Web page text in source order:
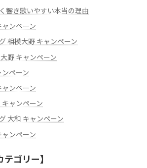
響き歌いやすい本当の理由
ンペーン
相模大野 キャンペーン
野 キャンペーン
ペーン
ンペーン
ャンペーン
大和 キャンペーン
ンペーン
ゴリー】